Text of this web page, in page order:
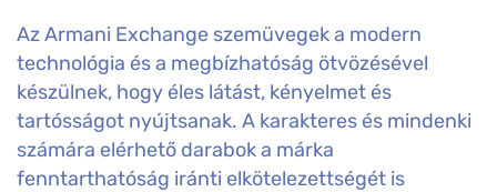
Az Armani Exchange szemüvegek a modern
technológia és a megbízhatóság ötvözésével
készülnek, hogy éles látást, kényelmet és
tartósságot nyújtsanak. A karakteres és mindenki
számára elérhető darabok a márka
fenntarthatóság iránti elkötelezettségét is